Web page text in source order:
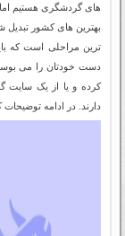
های گردشگری هستیم اما
بهترین های کشور
ترین مراحلی است که
دست خودتان را می
کرده و یا از یک سایت
دارند. در ادامه توضیحات